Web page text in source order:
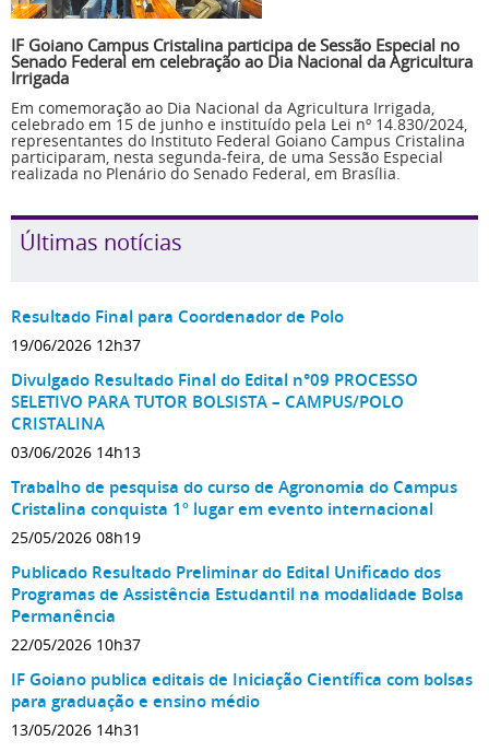
IF Goiano Campus Cristalina participa de Sessão Especial no
Senado Federal em celebração ao Dia Nacional da Agricultura
Irrigada
Em comemoração ao Dia Nacional da Agricultura Irrigada,
celebrado em 15 de junho e instituído pela Lei nº 14.830/2024,
representantes do Instituto Federal Goiano Campus Cristalina
participaram, nesta segunda-feira, de uma Sessão Especial
realizada no Plenário do Senado Federal, em Brasília.
Últimas notícias
Resultado Final para Coordenador de Polo
19/06/2026 12h37
Divulgado Resultado Final do Edital n°09 PROCESSO
SELETIVO PARA TUTOR BOLSISTA – CAMPUS/POLO
CRISTALINA
03/06/2026 14h13
Trabalho de pesquisa do curso de Agronomia do Campus
Cristalina conquista 1º lugar em evento internacional
25/05/2026 08h19
Publicado Resultado Preliminar do Edital Unificado dos
Programas de Assistência Estudantil na modalidade Bolsa
Permanência
22/05/2026 10h37
IF Goiano publica editais de Iniciação Científica com bolsas
para graduação e ensino médio
13/05/2026 14h31